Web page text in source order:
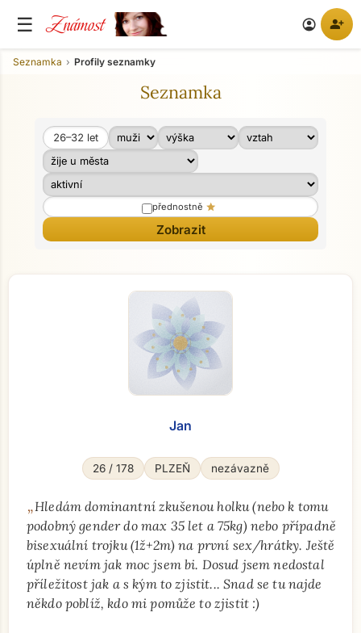
☰ Známost account_circle person_add
Seznamka Profily seznamky
Seznamka
Věk od
Věk do
26–32 let
přednostně star
Jan
26 / 178 PLZEŇ nezávazně
„Hledám dominantní zkušenou holku (nebo k tomu
podobný gender do max 35 let a 75kg) nebo případně
bisexuální trojku (1ž+2m) na první sex/hrátky. Ještě
úplně nevím jak moc jsem bi. Dosud jsem nedostal
příležitost jak a s kým to zjistit... Snad se tu najde
někdo poblíž, kdo mi pomůže to zjistit :)